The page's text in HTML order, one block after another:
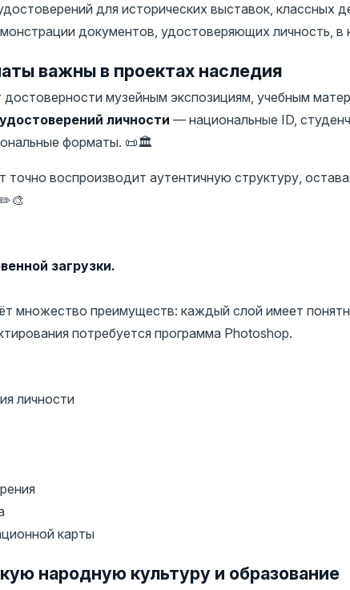
для исторических выставок, классных
документов, удостоверяющих личность, в
важны в проектах наследия
достоверности музейным экспозициям, учебным
личности — национальные ID,
форматы. 📜🏛️
точно воспроизводит аутентичную структуру,
загрузки.
множество преимуществ: каждый слой имеет
потребуется программа Photoshop.
личности
карты
народную культуру и образование